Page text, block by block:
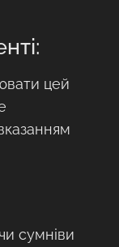
цей
сумніви